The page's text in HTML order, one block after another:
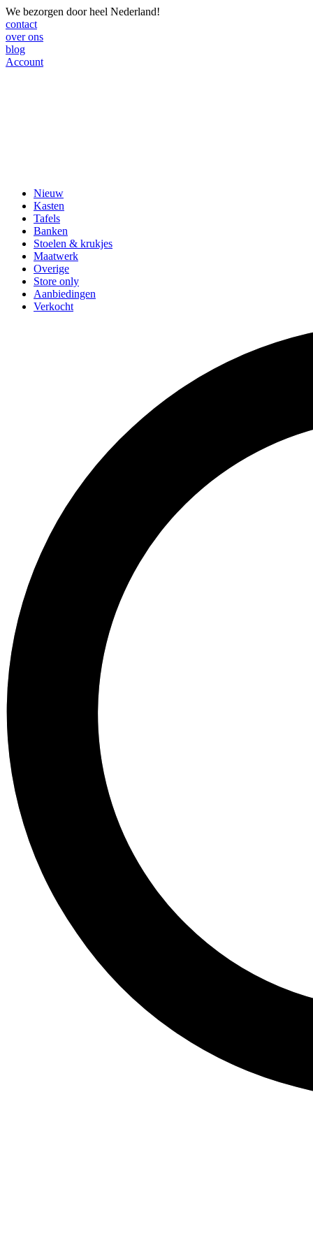
We bezorgen door heel Nederland!
contact
over ons
blog
Account
Nieuw
Kasten
Tafels
Banken
Stoelen & krukjes
Maatwerk
Overige
Store only
Aanbiedingen
Verkocht